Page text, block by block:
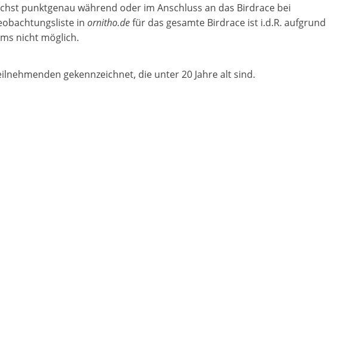
punktgenau während oder im Anschluss an das Birdrace bei
in ornitho.defür das gesamte Birdrace ist i.d.R. aufgrund
nicht möglich.
gekennzeichnet, die unter 20 Jahre alt sind.